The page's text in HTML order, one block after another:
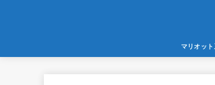
マリオッ